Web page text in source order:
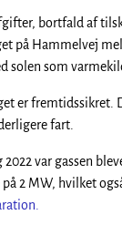
bortfald af
på Hammelvej
solen som
er fremtidssikret.
fart.
2022 var gassen
2 MW, hvilket